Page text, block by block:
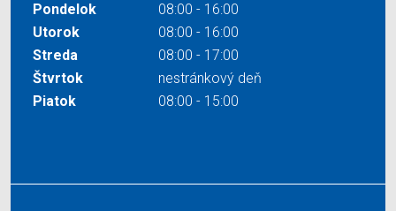
Pondelok
08:00 - 16:00
Utorok
08:00 - 16:00
Streda
08:00 - 17:00
Štvrtok
nestránkový deň
Piatok
08:00 - 15:00